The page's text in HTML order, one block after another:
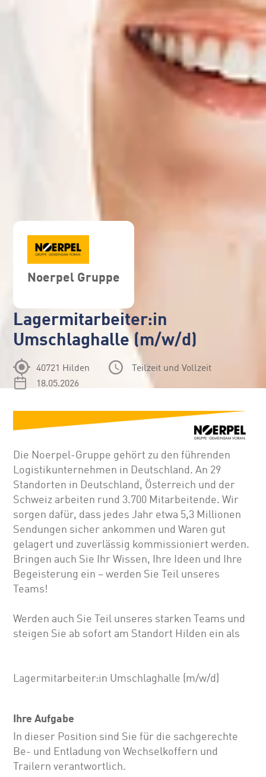
Noerpel Gruppe
Lagermitarbeiter:in
Umschlaghalle (m/w/d)
40721 Hilden
Teilzeit und Vollzeit
18.05.2026
Die Noerpel-Gruppe gehört zu den führenden
Logistikunternehmen in Deutschland. An 29
Standorten in Deutschland, Österreich und der
Schweiz arbeiten rund 3.700 Mitarbeitende. Wir
sorgen dafür, dass jedes Jahr etwa 5,3 Millionen
Sendungen sicher ankommen und Waren gut
gelagert und zuverlässig kommissioniert werden.
Bringen auch Sie Ihr Wissen, Ihre Ideen und Ihre
Begeisterung ein – werden Sie Teil unseres
Teams!
Werden auch Sie Teil unseres starken Teams und
steigen Sie ab sofort am Standort Hilden ein als
Lagermitarbeiter:in Umschlaghalle (m/w/d)
Ihre Aufgabe
In dieser Position sind Sie für die sachgerechte
Be- und Entladung von Wechselkoffern und
Trailern verantwortlich.